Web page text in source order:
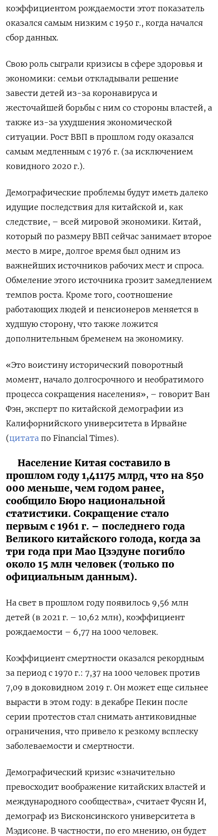
коэффициентом рождаемости этот показатель
оказался самым низким с 1950 г., когда начался
сбор данных.
Свою роль сыграли кризисы в сфере здоровья и
экономики: семьи откладывали решение
завести детей из-за коронавируса и
жесточайшей борьбы с ним со стороны властей, а
также из-за ухудшения экономической
ситуации. Рост ВВП в прошлом году оказался
самым медленным с 1976 г. (за исключением
ковидного 2020 г.).
Демографические проблемы будут иметь далеко
идущие последствия для китайской и, как
следствие, – всей мировой экономики. Китай,
который по размеру ВВП сейчас занимает второе
место в мире, долгое время был одним из
важнейших источников рабочих мест и спроса.
Обмеление этого источника грозит замедлением
темпов роста. Кроме того, соотношение
работающих людей и пенсионеров меняется в
худшую сторону, что также ложится
дополнительным бременем на экономику.
«Это воистину исторический поворотный
момент, начало долгосрочного и необратимого
процесса сокращения населения», – говорит Ван
Фэн, эксперт по китайской демографии из
Калифорнийского университета в Ирвайне
(цитата по Financial Times).
Население Китая составило в
прошлом году 1,41175 млрд, что на 850
000 меньше, чем годом ранее,
сообщило Бюро национальной
статистики. Сокращение стало
первым с 1961 г. – последнего года
Великого китайского голода, когда за
три года при Мао Цзэдуне погибло
около 15 млн человек (только по
официальным данным).
На свет в прошлом году появилось 9,56 млн
детей (в 2021 г. – 10,62 млн), коэффициент
рождаемости – 6,77 на 1000 человек.
Коэффициент смертности оказался рекордным
за период с 1970 г.: 7,37 на 1000 человек против
7,09 в доковидном 2019 г. Он может еще сильнее
вырасти в этом году: в декабре Пекин после
серии протестов стал снимать антиковидные
ограничения, что привело к резкому всплеску
заболеваемости и смертности.
Демографический кризис «значительно
превосходит воображение китайских властей и
международного сообщества», считает Фусян И,
демограф из Висконсинского университета в
Мэдисоне. В частности, по его мнению, он будет